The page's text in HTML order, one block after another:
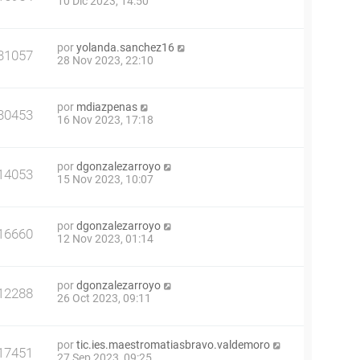
poryolanda.sanchez16
28 Nov 2023, 22:10
por mdiazpenas
16 Nov 2023, 17:18
pordgonzalezarroyo
15 Nov 2023, 10:07
pordgonzalezarroyo
12 Nov 2023, 01:14
pordgonzalezarroyo
26 Oct 2023, 09:11
portic.ies.maestromatiasbravo.valdemoro